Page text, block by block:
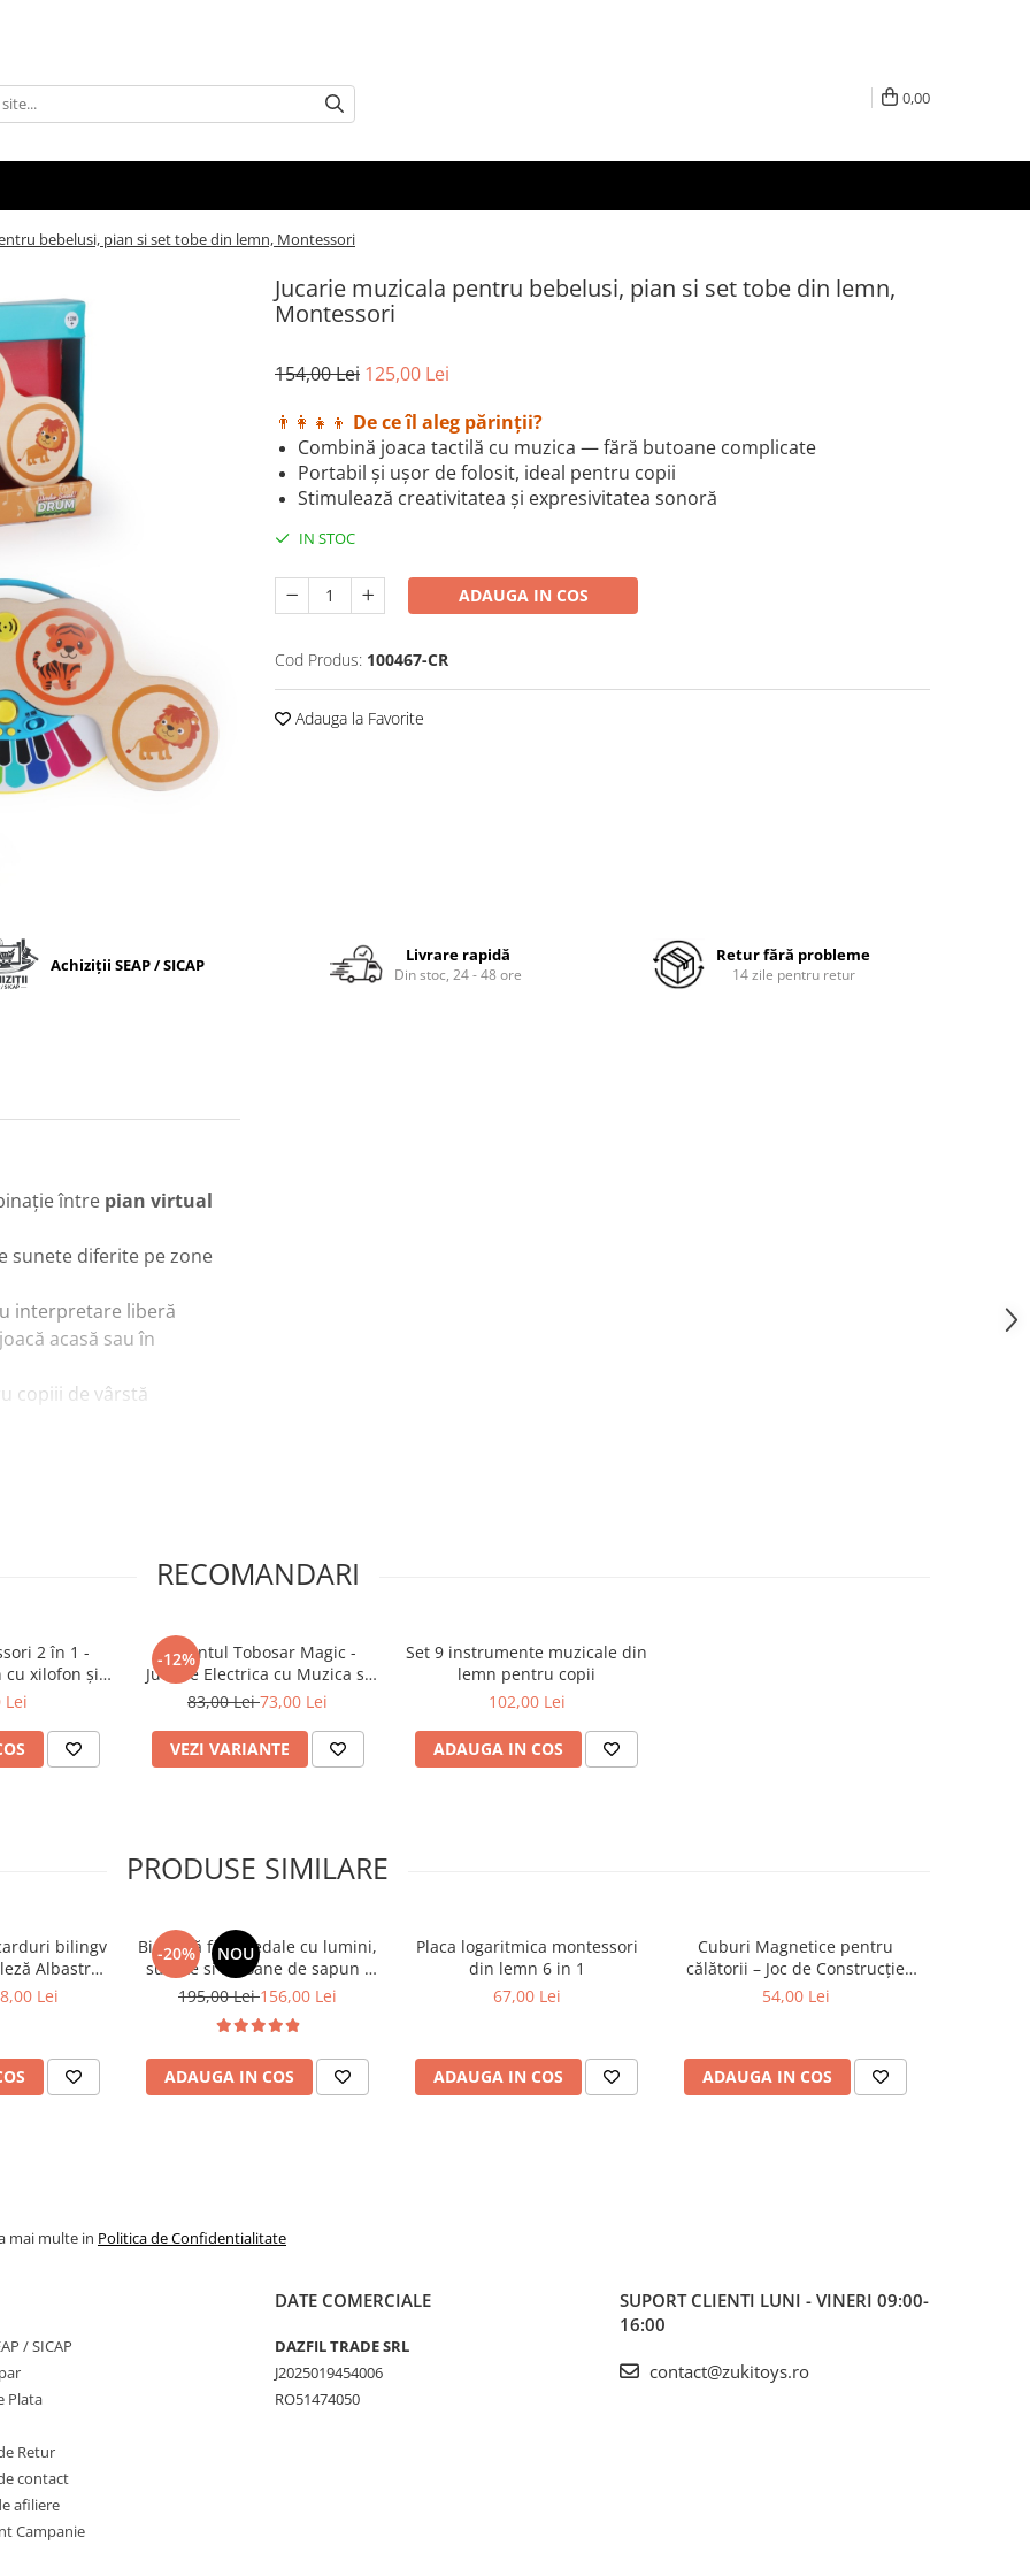
0,00
bebelusi, pian si set tobe din lemn, Montessori
Jucarie muzicala pentru bebelusi, pian si set tobe din lemn,
Montessori
154,00 Lei 125,00 Lei
👨‍👩‍👧‍👦 De ce îl aleg părinții?
Combină joaca tactilă cu muzica — fără butoane complicate
Portabil și ușor de folosit, ideal pentru copii
Stimulează creativitatea și expresivitatea sonoră
IN STOC
ADAUGA IN COS
Cod Produs: 100467-CR
Adauga la Favorite
Achiziții SEAP / SICAP Livrare rapidă
Din stoc, 24 - 48 ore
Retur fără probleme
14 zile pentru retur
între pian virtual
sunete diferite pe zone
interpretare liberă
acasă sau în
copiii de vârstă
și ritmuri
muzicale și să
RECOMANDARI
2 în 1 -
xilofon și
Lei
-12%
Elefantul Tobosar Magic -
Jucarie Electrica cu Muzica si
Miscare pentru Copii 2-6 Ani
83,00 Lei73,00 Lei
VEZI VARIANTE
Set 9 instrumente muzicale din
lemn pentru copii
102,00 Lei
ADAUGA IN COS
PRODUSE SIMILARE
bilingv
Albastru
cuvinte)
Lei
-20% NOU
Bicicletă fără pedale cu lumini,
sunete si baloane de sapun -
roz
195,00 Lei156,00 Lei
ADAUGA IN COS
Placa logaritmica montessori
din lemn 6 in 1
67,00 Lei
ADAUGA IN COS
Cuburi Magnetice pentru
călătorii – Joc de Construcție
STEM, 3 ani+
54,00 Lei
ADAUGA IN COS
mai multe in Politica de Confidentialitate
/ SICAP
Plata
Retur
contact
afiliere
Campanie
DATE COMERCIALE
DAZFIL TRADE SRL
J2025019454006
RO51474050
SUPORT CLIENTI LUNI - VINERI 09:00-
16:00
contact@zukitoys.ro